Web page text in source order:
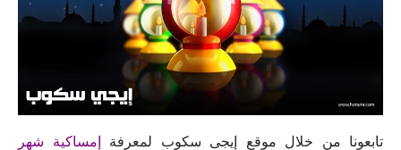
تابعونا من خلال موقع إيجى سكوب لمعرفة
إمساكية شهر